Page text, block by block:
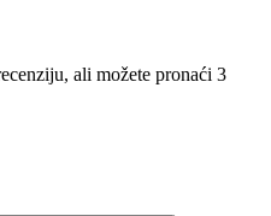
ali možete pronaći 3